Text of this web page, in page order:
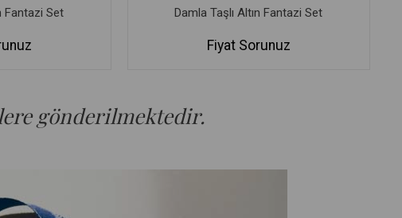
Fantazi Set Damla Taşlı Altın Fantazi Set
Fiyat Sorunuz
gönderilmektedir.